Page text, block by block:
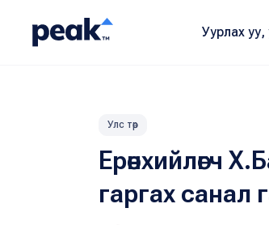
Уурлах уу,
Улс төр
Ерөнхийлөгч
гаргах санал